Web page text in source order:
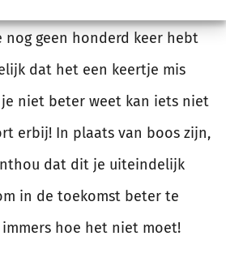
geen honderd keer hebt
dat het een keertje mis
je niet beter weet kan iets niet
erbij! In plaats van boos zijn,
dat dit je uiteindelijk
in de toekomst beter te
immers hoe het niet moet!